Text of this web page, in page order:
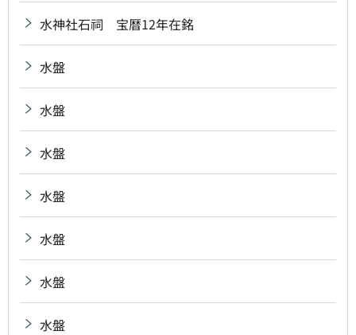
水神社石祠 宝暦12年在銘
水盤
水盤
水盤
水盤
水盤
水盤
水盤